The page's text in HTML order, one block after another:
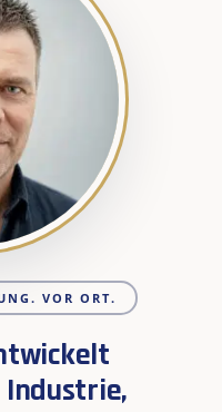
VOR ORT.